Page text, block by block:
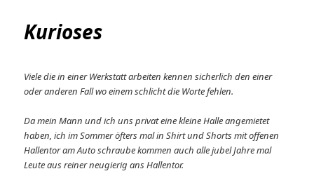
Kurioses
Viele die in einer Werkstatt arbeiten kennen sicherlich den einer
oder anderen Fall wo einem schlicht die Worte fehlen.
Da mein Mann und ich uns privat eine kleine Halle angemietet
haben, ich im Sommer öfters mal in Shirt und Shorts mit offenen
Hallentor am Auto schraube kommen auch alle jubel Jahre mal
Leute aus reiner neugierig ans Hallentor.